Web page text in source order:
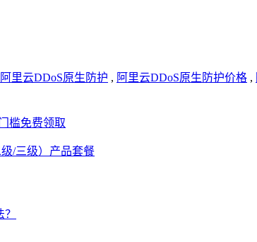
阿里云DDoS原生防护 , 阿里云DDoS原生防护价格 ,
槛免费领取
/三级）产品套餐